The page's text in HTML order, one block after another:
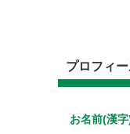
プロフィ
お名前(漢字